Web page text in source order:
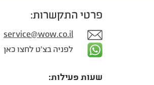
פרטי התקשרות:
service@wow.co.il
לפניה בצ'ט לחצו כאן
שעות פעילות: